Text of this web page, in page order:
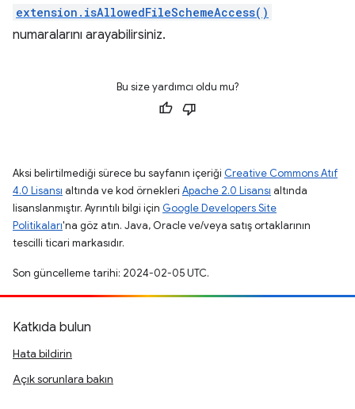
extension.isAllowedFileSchemeAccess()
numaralarını arayabilirsiniz.
Bu size yardımcı oldu mu?
Aksi belirtilmediği sürece bu sayfanın içeriği Creative Commons Atıf
4.0 Lisansı altında ve kod örnekleri Apache 2.0 Lisansı altında
lisanslanmıştır. Ayrıntılı bilgi için Google Developers Site
Politikaları'na göz atın. Java, Oracle ve/veya satış ortaklarının
tescilli ticari markasıdır.
Son güncelleme tarihi: 2024-02-05 UTC.
Katkıda bulun
Hata bildirin
Açık sorunlara bakın